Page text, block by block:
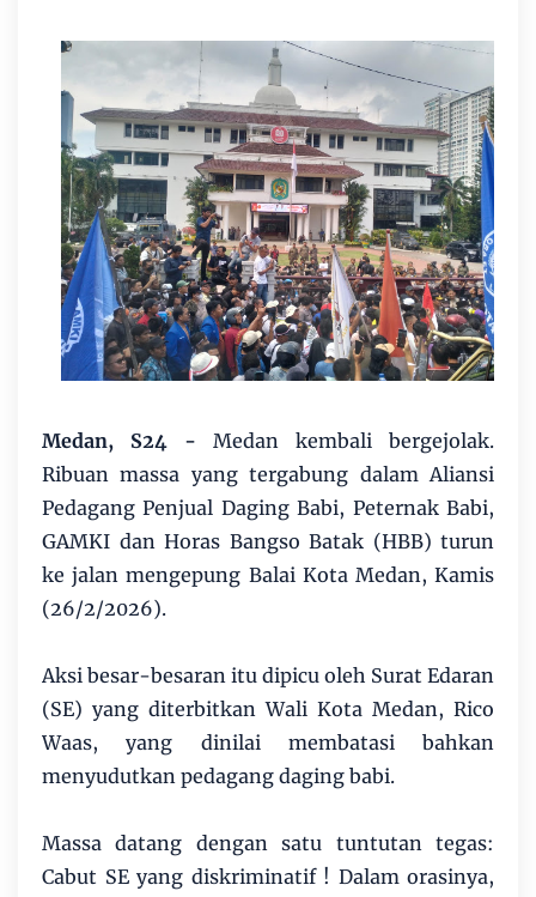
Medan, S24 - Medan kembali bergejolak.
Ribuan massa yang tergabung dalam Aliansi
Pedagang Penjual Daging Babi, Peternak Babi,
GAMKI dan Horas Bangso Batak (HBB) turun
ke jalan mengepung Balai Kota Medan, Kamis
(26/2/2026).
Aksi besar-besaran itu dipicu oleh Surat Edaran
(SE) yang diterbitkan Wali Kota Medan, Rico
Waas, yang dinilai membatasi bahkan
menyudutkan pedagang daging babi.
Massa datang dengan satu tuntutan tegas:
Cabut SE yang diskriminatif ! Dalam orasinya,